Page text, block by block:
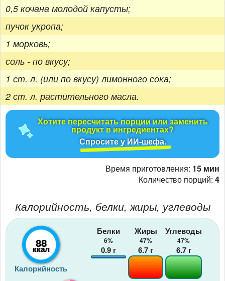
0,5 кочана молодой капусты;
пучок укропа;
1 морковь;
соль - по вкусу;
1 ст. л. (или по вкусу) лимонного сока;
2 ст. л. растительного масла.
Хотите пересчитать порции или заменить
продукт в ингредиентах?
Спросите у ИИ-шефа.
Время приготовления: 15 мин
Количество порций: 4
Калорийность, белки, жиры, углеводы
88
ккал
Калорийность
Белки
6%
0.9 г
Жиры
47%
6.7 г
Углеводы
47%
6.7г